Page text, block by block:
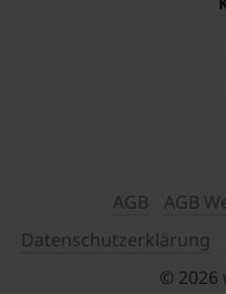
AGB AGB
Datenschutzerklärung
© 2026